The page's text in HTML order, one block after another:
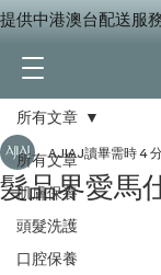
提供中港澳台配送服
所有文章
肌膚保養
頭髮洗護
口腔保養
所有文章
髮品界愛馬
AJIAJ讀畢需時 4